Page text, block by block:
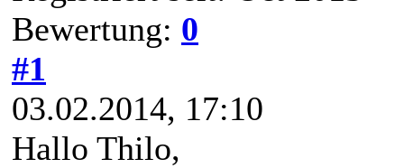
Bewertung: 0
#1
03.02.2014, 17:10
Hallo Thilo,